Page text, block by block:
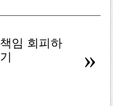
책임 회피하
기
»